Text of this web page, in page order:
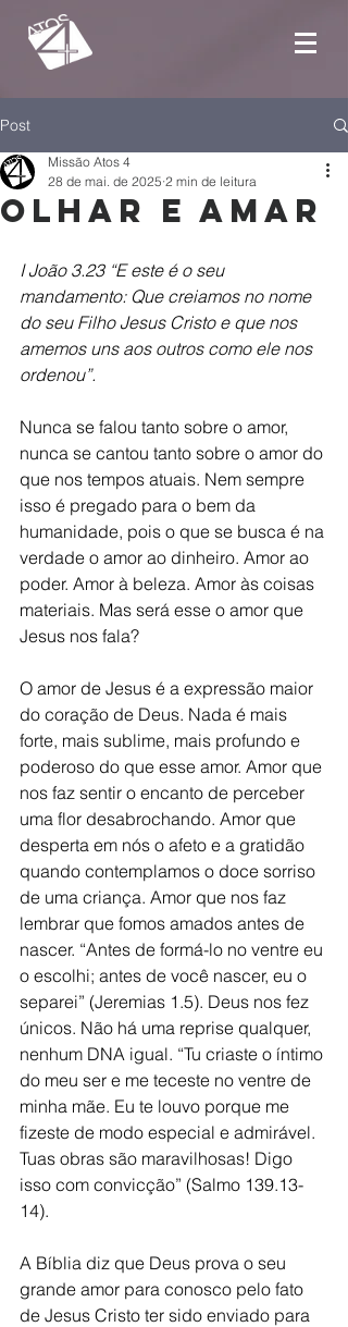
Post
Olhar e amar
Missão Atos 4
28 de mai. de 2025 2 min de leitura
I João 3.23 “E este é o seu
mandamento: Que creiamos no nome
do seu Filho Jesus Cristo e que nos
amemos uns aos outros como ele nos
ordenou”.
Nunca se falou tanto sobre o amor,
nunca se cantou tanto sobre o amor do
que nos tempos atuais. Nem sempre
isso é pregado para o bem da
humanidade, pois o que se busca é na
verdade o amor ao dinheiro. Amor ao
poder. Amor à beleza. Amor às coisas
materiais. Mas será esse o amor que
Jesus nos fala?
O amor de Jesus é a expressão maior
do coração de Deus. Nada é mais
forte, mais sublime, mais profundo e
poderoso do que esse amor. Amor que
nos faz sentir o encanto de perceber
uma flor desabrochando. Amor que
desperta em nós o afeto e a gratidão
quando contemplamos o doce sorriso
de uma criança. Amor que nos faz
lembrar que fomos amados antes de
nascer. “Antes de formá-lo no ventre eu
o escolhi; antes de você nascer, eu o
separei” (Jeremias 1.5). Deus nos fez
únicos. Não há uma reprise qualquer,
nenhum DNA igual. “Tu criaste o íntimo
do meu ser e me teceste no ventre de
minha mãe. Eu te louvo porque me
fizeste de modo especial e admirável.
Tuas obras são maravilhosas! Digo
isso com convicção” (Salmo 139.13-
14).
A Bíblia diz que Deus prova o seu
grande amor para conosco pelo fato
de Jesus Cristo ter sido enviado para